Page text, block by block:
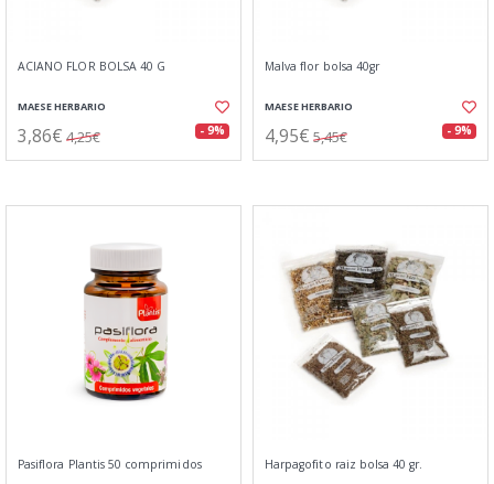
ACIANO FLOR BOLSA 40 G
MAESE HERBARIO
3,86€ 4,25€ - 9%
Malva flor bolsa 40gr
MAESE HERBARIO
4,95€ 5,45€ - 9%
Pasiflora Plantis 50 comprimidos Harpagofito raiz bolsa 40 gr.